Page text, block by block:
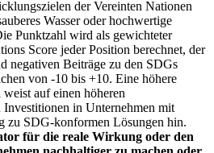
der Vereinten Nationen
Wasser oder hochwertige
Punktzahl wird als gewichteter
Score jeder Position berechnet, der
negativen Beiträge zu den SDGs
von -10 bis +10. Eine höhere
auf einen höheren
in Unternehmen mit
zu SDG-konformen Lösungen hin.
für die reale Wirkung oder den